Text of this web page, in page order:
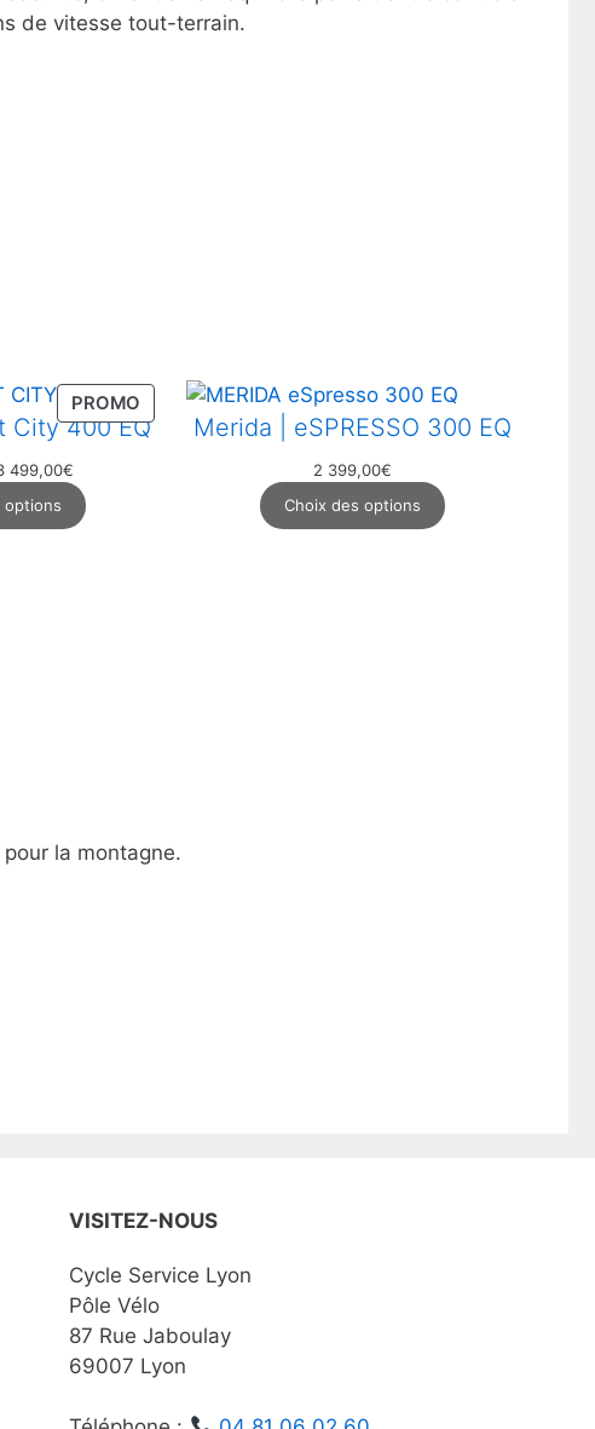
de vitesse tout-terrain.
PROMO PRODUIT
EN
City 400 EQ
499,00€
prix
actuel
options
Merida | eSPRESSO 300 EQ
2 399,00€
Choix des options
la montagne.
VISITEZ-NOUS
Cycle Service Lyon
Pôle Vélo
87 Rue Jaboulay
69007 Lyon